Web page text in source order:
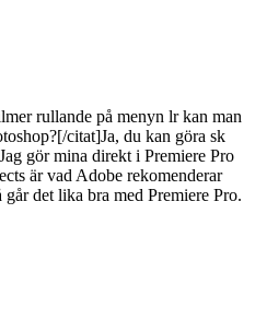
rullande på menyn lr kan man
citat]Ja, du kan göra sk
gör mina direkt i Premiere Pro
är vad Adobe rekomenderar
det lika bra med Premiere Pro.